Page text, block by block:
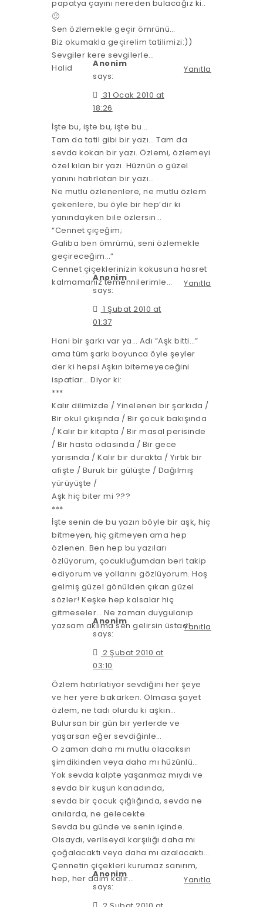
papatya çayını nereden bulacağız ki..
🙂
Sen özlemekle geçir ömrünü…
Biz okumakla geçirelim tatilimizi:))
Sevgiler kere sevgilerle…
Halid
Yanıtla
Anonim
says:
31 Ocak 2010 at
18:26
İşte bu, işte bu, işte bu…
Tam da tatil gibi bir yazı… Tam da
sevda kokan bir yazı. Özlemi, özlemeyi
özel kılan bir yazı. Hüznün o güzel
yanını hatırlatan bir yazı…
Ne mutlu özlenenlere, ne mutlu özlem
çekenlere, bu öyle bir hep’dir ki
yanındayken bile özlersin…
“Cennet çiçeğim;
Galiba ben ömrümü, seni özlemekle
geçireceğim…”
Cennet çiçeklerinizin kokusuna hasret
kalmamanız temennilerimle…
Yanıtla
Anonim
says:
1 Şubat 2010 at
01:37
Hani bir şarkı var ya… Adı “Aşk bitti…”
ama tüm şarkı boyunca öyle şeyler
der ki hepsi Aşkın bitemeyeceğini
ispatlar… Diyor ki:
***
Kalır dilimizde / Yinelenen bir şarkıda /
Bir okul çıkışında / Bir çocuk bakışında
/ Kalır bir kitapta / Bir masal perisinde
/ Bir hasta odasında / Bir gece
yarısında / Kalır bir durakta / Yırtık bir
afişte / Buruk bir gülüşte / Dağılmış
yürüyüşte /
Aşk hiç biter mi ???
***
İşte senin de bu yazın böyle bir aşk, hiç
bitmeyen, hiç gitmeyen ama hep
özlenen. Ben hep bu yazıları
özlüyorum, çocukluğumdan beri takip
ediyorum ve yollarını gözlüyorum. Hoş
gelmiş güzel gönülden çıkan güzel
sözler! Keşke hep kalsalar hiç
gitmeseler… Ne zaman duygulanıp
yazsam aklıma sen gelirsin üstad!Yanıtla
Anonim
says:
2 Şubat 2010 at
03:10
Özlem hatırlatıyor sevdiğini her şeye
ve her yere bakarken. Olmasa şayet
özlem, ne tadı olurdu ki aşkın…
Bulursan bir gün bir yerlerde ve
yaşarsan eğer sevdiğinle…
O zaman daha mı mutlu olacaksın
şimdikinden veya daha mı hüzünlü…
Yok sevda kalpte yaşanmaz mıydı ve
sevda bir kuşun kanadında,
sevda bir çocuk çığlığında, sevda ne
anılarda, ne gelecekte.
Sevda bu günde ve senin içinde.
Olsaydı, verilseydi karşılığı daha mı
çoğalacaktı veya daha mı azalacaktı…
Çennetin çiçekleri kurumaz sanırım,
hep, her daim kalır…
Yanıtla
Anonim
says: